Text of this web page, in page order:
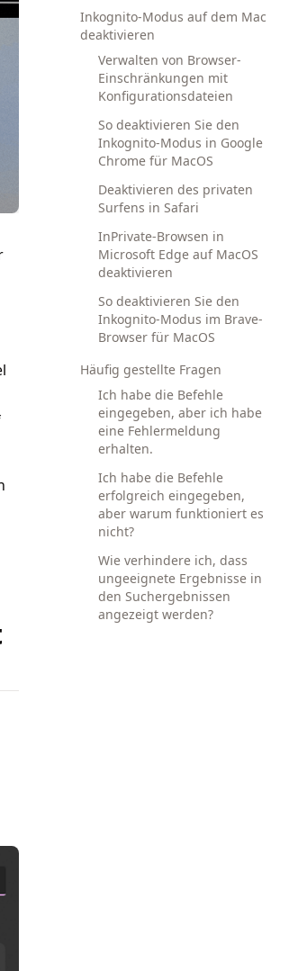
Inkognito-Modus auf dem Mac
deaktivieren
Verwalten von Browser-
Einschränkungen mit
Konfigurationsdateien
So deaktivieren Sie den
Inkognito-Modus in Google
Chrome für MacOS
Deaktivieren des privaten
Surfens in Safari
InPrivate-Browsen in
Microsoft Edge auf MacOS
deaktivieren
So deaktivieren Sie den
Inkognito-Modus im Brave-
Browser für MacOS
Häufig gestellte Fragen
Ich habe die Befehle
eingegeben, aber ich habe
eine Fehlermeldung
erhalten.
Ich habe die Befehle
erfolgreich eingegeben,
aber warum funktioniert es
nicht?
Wie verhindere ich, dass
ungeeignete Ergebnisse in
den Suchergebnissen
angezeigt werden?